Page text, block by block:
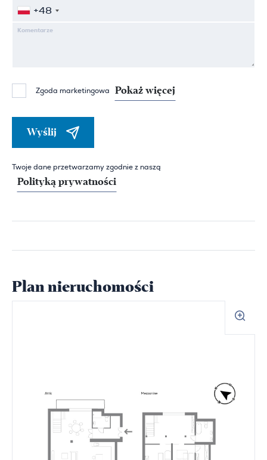
+48
Komentarze
Zgoda marketingowa Pokaż więcej
Wyślij
Twoje dane przetwarzamy zgodnie z naszą
Polityką prywatności
Plan nieruchomości